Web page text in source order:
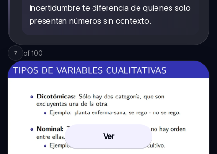
incertidumbre te diferencia de quienes solo
presentan números sin contexto.
7 of 100
Ver